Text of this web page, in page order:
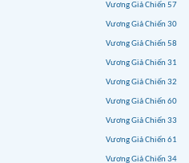
Vương Giả Chiến 57
Vương Giả Chiến 30
Vương Giả Chiến 58
Vương Giả Chiến 31
Vương Giả Chiến 32
Vương Giả Chiến 60
Vương Giả Chiến 33
Vương Giả Chiến 61
Vương Giả Chiến 34